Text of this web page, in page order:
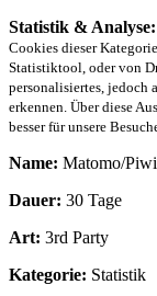
Statistik & Analyse:
Cookies dieser
Statistiktool, oder von
personalisiertes, jedoch
erkennen. Über diese
besser für unsere
Name: Matomo/
Dauer: 30 Tage
Art: 3rd Party
Kategorie: Statistik